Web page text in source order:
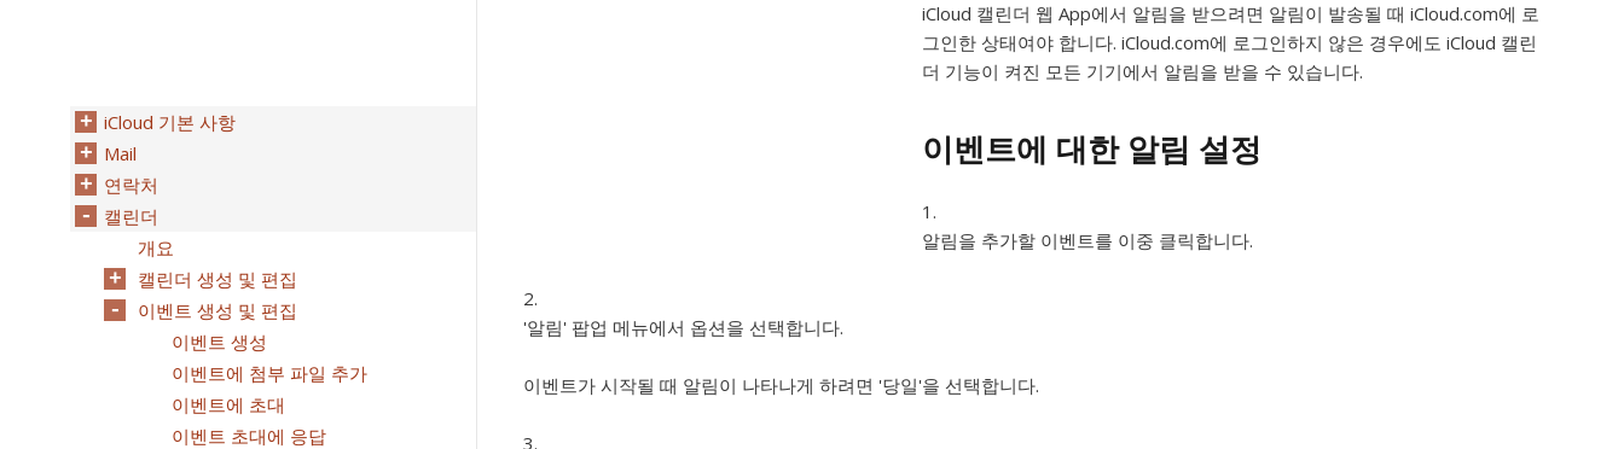
iCloud 캘린더 웹 App에서 알림을 받으려면 알림이 발송될 때 iCloud.com에 로
그인한 상태여야 합니다. iCloud.com에 로그인하지 않은 경우에도 iCloud 캘린
더 기능이 켜진 모든 기기에서 알림을 받을 수 있습니다.
이벤트에 대한 알림 설정
알림을 추가할 이벤트를 이중 클릭합니다.
'알림' 팝업 메뉴에서 옵션을 선택합니다.
이벤트가 시작될 때 알림이 나타나게 하려면 '당일'을 선택합니다.
iCloud 기본 사항
Mail
연락처
캘린더
개요
캘린더 생성 및 편집
이벤트 생성 및 편집
이벤트 생성
이벤트에 첨부 파일 추가
이벤트에 초대
이벤트 초대에 응답